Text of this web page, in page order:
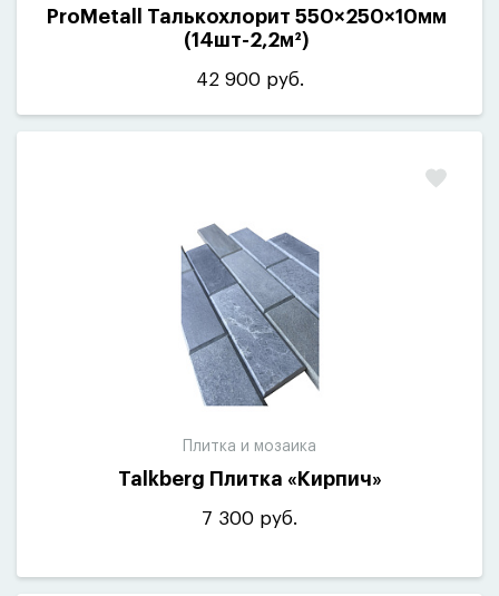
ProMetall Талькохлорит 550×250×10мм
(14шт-2,2м²)
42 900 руб.
Плитка и мозаика
Talkberg Плитка « Кирпич»
7 300 руб.